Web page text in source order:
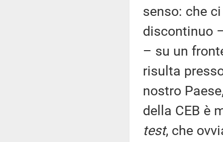
senso: che
discontinuo
– su un
risulta
nostro
della CEB è
test, che